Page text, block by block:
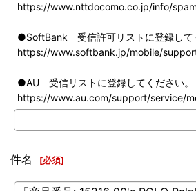
https://www.nttdocomo.co.jp/info/
●SoftBank 受信許可リストに登録して
https://www.softbank.jp/mobile/
●AU 受信リストに登録してください。
https://www.au.com/support/service/
件名 [必須]